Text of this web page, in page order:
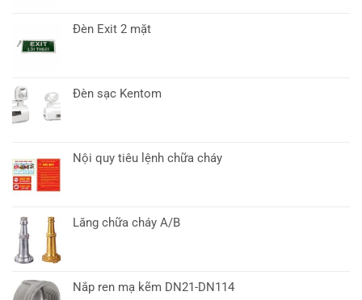
Đèn Exit 2 mặt
Đèn sạc Kentom
Nội quy tiêu lệnh chữa cháy
Lăng chữa cháy A/B
Nắp ren mạ kẽm DN21-DN114